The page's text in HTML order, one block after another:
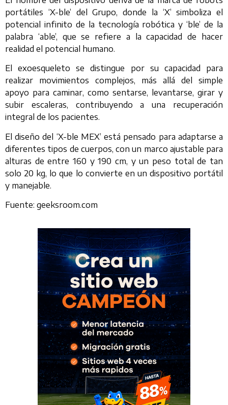
portátiles ‘X-ble’ del Grupo, donde la ‘X’ simboliza el
potencial infinito de la tecnología robótica y ‘ble’ de la
palabra ‘able’, que se refiere a la capacidad de hacer
realidad el potencial humano.
El exoesqueleto se distingue por su capacidad para
realizar movimientos complejos, más allá del simple
apoyo para caminar, como sentarse, levantarse, girar y
subir escaleras, contribuyendo a una recuperación
integral de los pacientes.
El diseño del ‘X-ble MEX’ está pensado para adaptarse a
diferentes tipos de cuerpos, con un marco ajustable para
alturas de entre 160 y 190 cm, y un peso total de tan
solo 20 kg, lo que lo convierte en un dispositivo portátil
y manejable.
Fuente: geeksroom.com